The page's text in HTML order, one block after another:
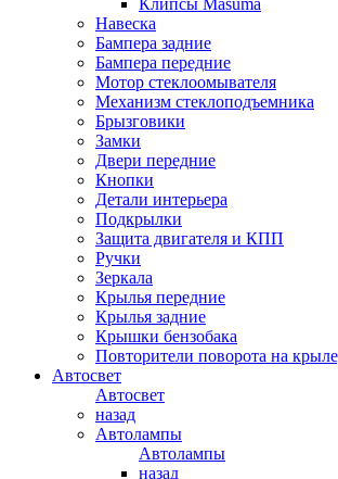
Клипсы Masuma
Навеска
Бампера задние
Бампера передние
Мотор стеклоомывателя
Механизм стеклоподъемника
Брызговики
Замки
Двери передние
Кнопки
Детали интерьера
Подкрылки
Защита двигателя и КПП
Ручки
Зеркала
Крылья передние
Крылья задние
Крышки бензобака
Повторители поворота на
Автосвет
Автосвет
назад
Автолампы
Автолампы
назад